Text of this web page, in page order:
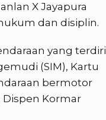
X Jayapura
dan disiplin.
yang terdiri
(SIM), Kartu
bermotor
Kormar